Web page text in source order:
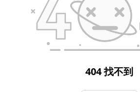
404 找不到